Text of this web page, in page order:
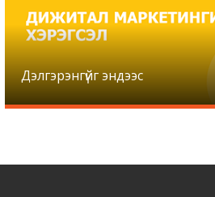
Дэлгэрэнгүйг эндээс